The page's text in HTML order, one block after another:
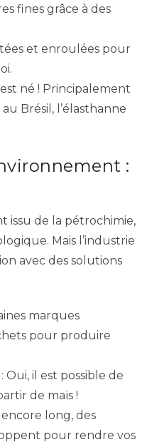
fines grâce à des
et enroulées pour
né ! Principalement
Brésil, l’élasthanne
:
issu de la pétrochimie,
Mais l’industrie
avec des solutions
marques
pour produire
Oui, il est possible de
de maïs !
long, des
pour rendre vos